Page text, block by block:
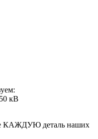
кВ
КАЖДУЮ деталь наших